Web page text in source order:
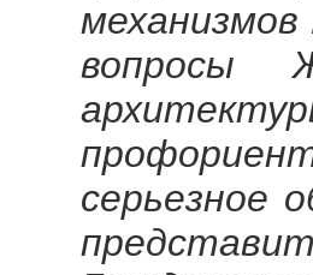
механизмов
вопросы
серьезное